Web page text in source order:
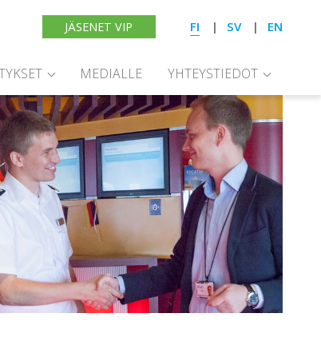
JÄSENET VIP FI SV EN
MEDIALLE YHTEYSTIEDOT